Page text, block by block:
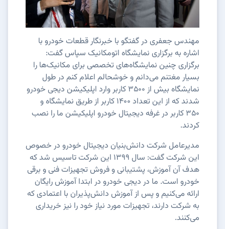
مهندس جعفری در گفتگو با خبرنگار قطعات خودرو با
اشاره به برگزاری نمایشگاه اتومکانیک سپاس گفت:
برگزاری چنین نمایشگاه‌های تخصصی برای مکانیک‌ها را
بسیار مغتنم می‌دانم و خوشحالم اعلام کنم در طول
نمایشگاه بیش از ۳۵۰۰ کاربر وارد اپلیکیشن دیجی خودرو
شدند که از این تعداد ۱۴۰۰ کاربر از طریق نمایشگاه و
۳۵۰ کاربر در غرفه دیجیتال خودرو اپلیکیشن ما را نصب
کردند.
مدیرعامل شرکت دانش‌بنیان دیجیتال خودرو در خصوص
این شرکت گفت: سال ۱۳۹۹ این شرکت تاسیس شد که
هدف آن آموزش، پشتیبانی و فروش تجهیزات فنی و برقی
خودرو است. ما در دیجی خودرو در ابتدا آموزش رایگان
ارائه می‌کنیم و پس از آموزش دانش‌پذیران با اعتمادی که
به شرکت دارند، تجهیزات مورد نیاز خود را نیز خریداری
می‌کنند.